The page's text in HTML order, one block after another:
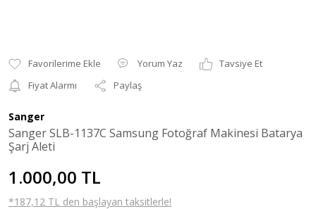
Yorum Yaz
Tavsiye Et
Fiyat Alarmı
Paylaş
Sanger
Sanger SLB-1137C Samsung Fotoğraf Makinesi Batarya
Şarj Aleti
1.000,00 TL
*187,12 TL den başlayan taksitlerle!